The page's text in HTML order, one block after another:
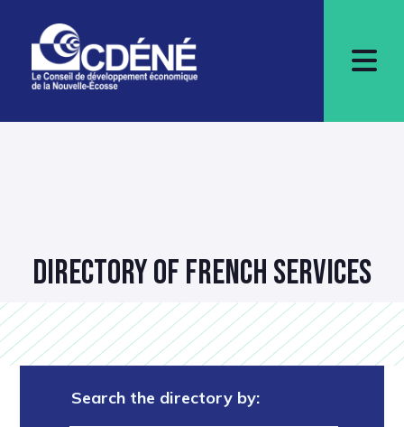
DIRECTORY OF FRENCH SERVICES
Search the directory by: